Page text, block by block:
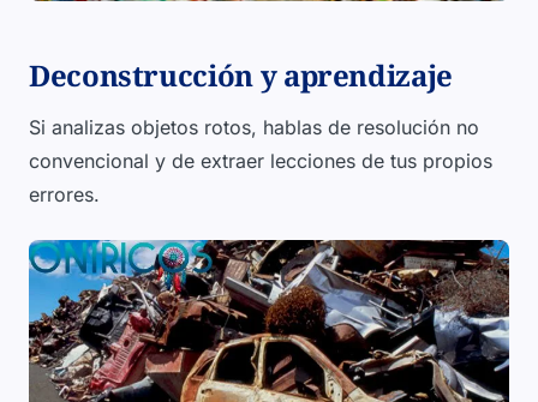
Deconstrucción y aprendizaje
Si analizas objetos rotos, hablas de resolución no
convencional y de extraer lecciones de tus propios
errores.